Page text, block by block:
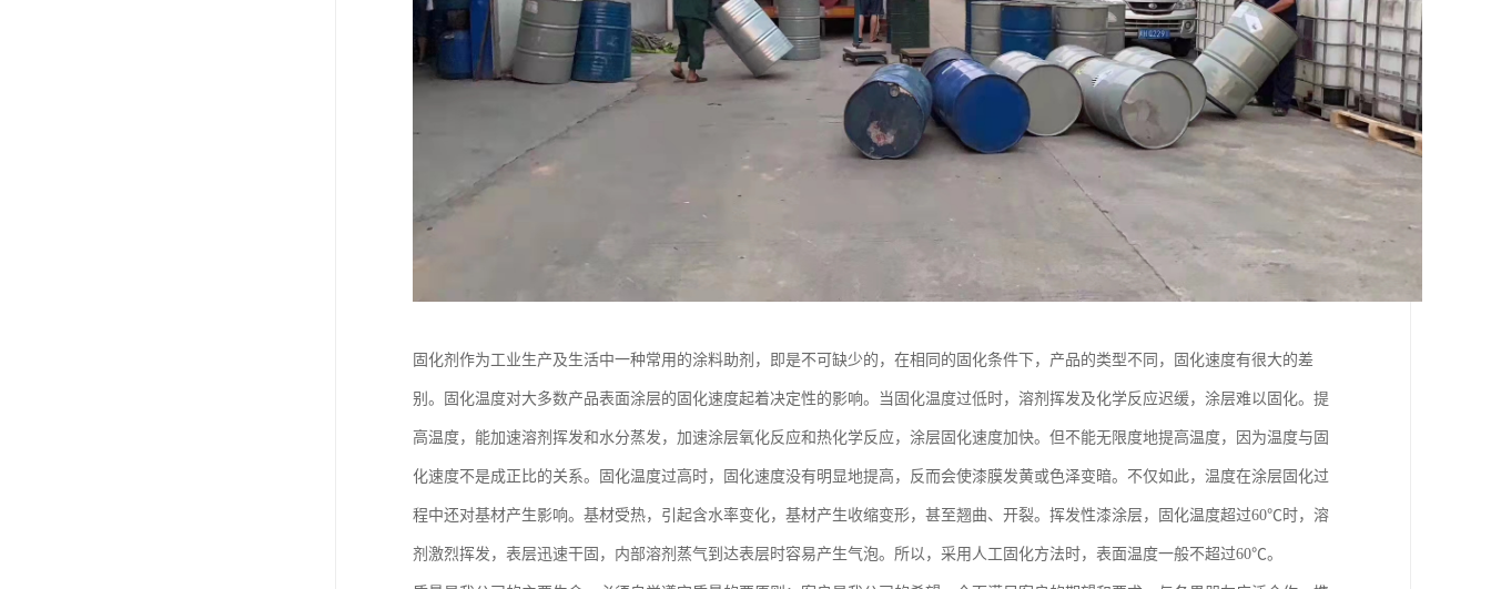
固化剂作为工业生产及生活中一种常用的涂料助剂，即是不可缺少的，在相同的固化条件下，产品的类型不同，固化速度有很大的差
别。固化温度对大多数产品表面涂层的固化速度起着决定性的影响。当固化温度过低时，溶剂挥发及化学反应迟缓，涂层难以固化。提
高温度，能加速溶剂挥发和水分蒸发，加速涂层氧化反应和热化学反应，涂层固化速度加快。但不能无限度地提高温度，因为温度与固
化速度不是成正比的关系。固化温度过高时，固化速度没有明显地提高，反而会使漆膜发黄或色泽变暗。不仅如此，温度在涂层固化过
程中还对基材产生影响。基材受热，引起含水率变化，基材产生收缩变形，甚至翘曲、开裂。挥发性漆涂层，固化温度超过60℃时，溶
剂激烈挥发，表层迅速干固，内部溶剂蒸气到达表层时容易产生气泡。所以，采用人工固化方法时，表面温度一般不超过60℃。